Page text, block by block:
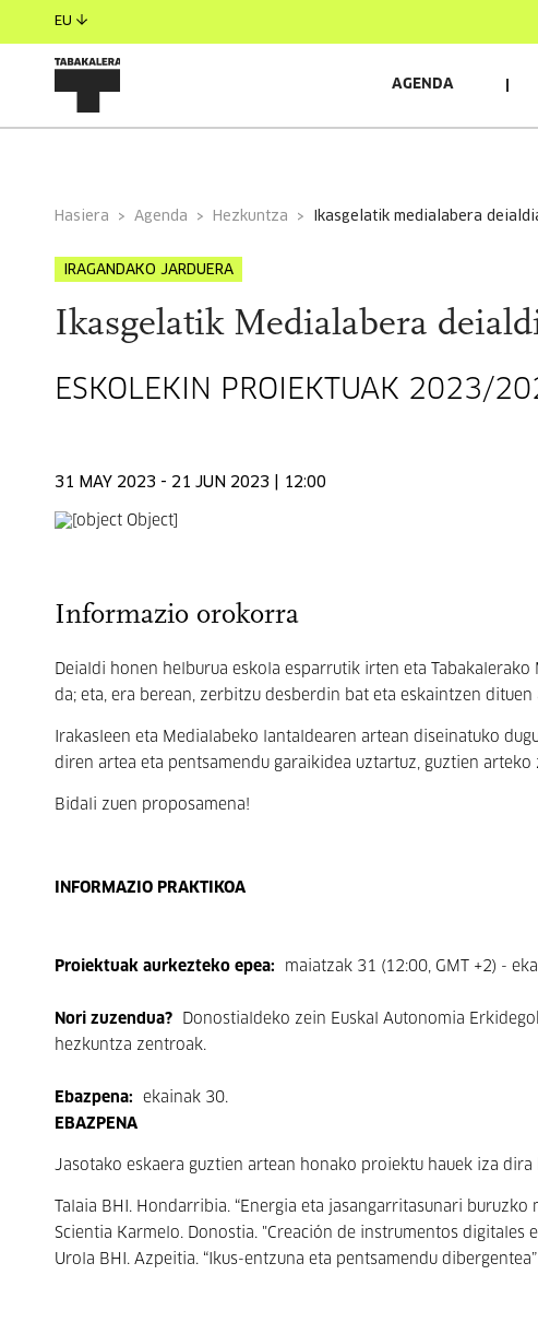
EU
AGENDA
Hasiera Agenda Hezkuntza ikasgelatik medialabera
IRAGANDAKO JARDUERA
Ikasgelatik Medialabera
ESKOLEKIN PROIEKTUAK 2023/
31 MAY 2023 - 21 JUN 2023 | 12:00
Informazio orokorra
Deialdi honen helburua eskola esparrutik irten eta
da; eta, era berean, zerbitzu desberdin bat eta eskaintzen
Irakasleen eta Medialabeko lantaldearen artean diseinatuko
diren artea eta pentsamendu garaikidea uztartuz, guztien arteko
Bidali zuen proposamena!
INFORMAZIO PRAKTIKOA
Proiektuak aurkezteko epea: maiatzak 31 (12:00, GMT +2) -
Nori zuzendua?
Donostialdeko zein Euskal Autonomia
hezkuntza zentroak.
Ebazpena:
ekainak 30.
EBAZPENA
Jasotako eskaera guztien artean honako proiektu hauek iza dira
Talaia BHI. Hondarribia. “Energia eta jasangarritasunari
Scientia Karmelo. Donostia. "Creación de instrumentos
Urola BHI. Azpeitia. “Ikus-entzuna eta pentsamendu dibergentea”